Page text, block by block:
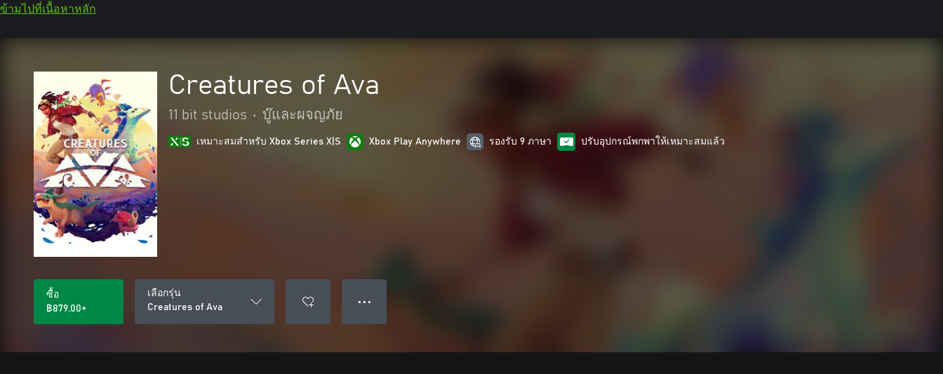
ข้ามไปที่เนื้อหาหลัก
Creatures of Ava
11 bit studios • บู๊และผจญภัย
เหมาะสมสําหรับ Xbox Series X|S Xbox Play Anywhere รองรับ 9 ภาษา ปรับอุปกรณ์พกพาให้เหมาะสมแล้ว
ซื้อ
฿879.00+
เลือกรุ่น
Creatures of Ava
● ● ●